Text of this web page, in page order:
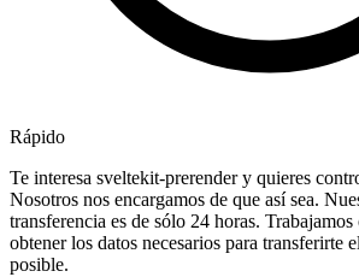
Rápido
Te interesa sveltekit-prerender y quieres
Nosotros nos encargamos de que así sea.
transferencia es de sólo 24 horas.
obtener los datos necesarios para transferirte
posible.